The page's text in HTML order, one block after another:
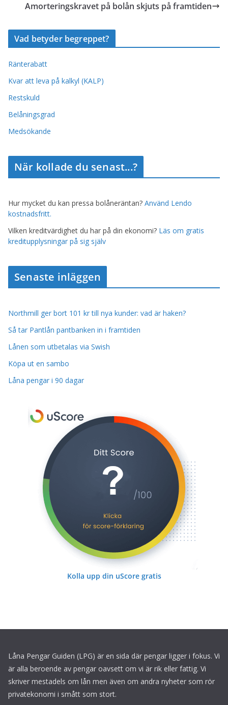
Amorteringskravet på bolån skjuts på framtiden
Vad betyder begreppet?
Ränterabatt
Kvar att leva på kalkyl (KALP)
Restskuld
Belåningsgrad
Medsökande
När kollade du senast...?
Hur mycket du kan pressa bolåneräntan? Använd Lendo
kostnadsfritt.
Vilken kreditvärdighet du har på din ekonomi? Läs om gratis
kreditupplysningar på sig själv
Senaste inläggen
Northmill ger bort 101 kr till nya kunder: vad är haken?
Så tar Pantlån pantbanken in i framtiden
Lånen som utbetalas via Swish
Köpa ut en sambo
Låna pengar i 90 dagar
Kolla upp din uScore gratis
Låna Pengar Guiden (LPG) är en sida där pengar ligger i fokus. Vi
är alla beroende av pengar oavsett om vi är rik eller fattig. Vi
skriver mestadels om lån men även om andra nyheter som rör
privatekonomi i smått som stort.